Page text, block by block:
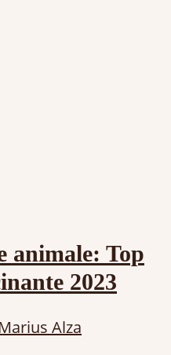
animale: Top
2023
Marius Alza